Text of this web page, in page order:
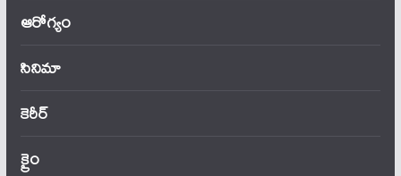
ఆరోగ్యం
సినిమా
కెరీర్
క్రైం